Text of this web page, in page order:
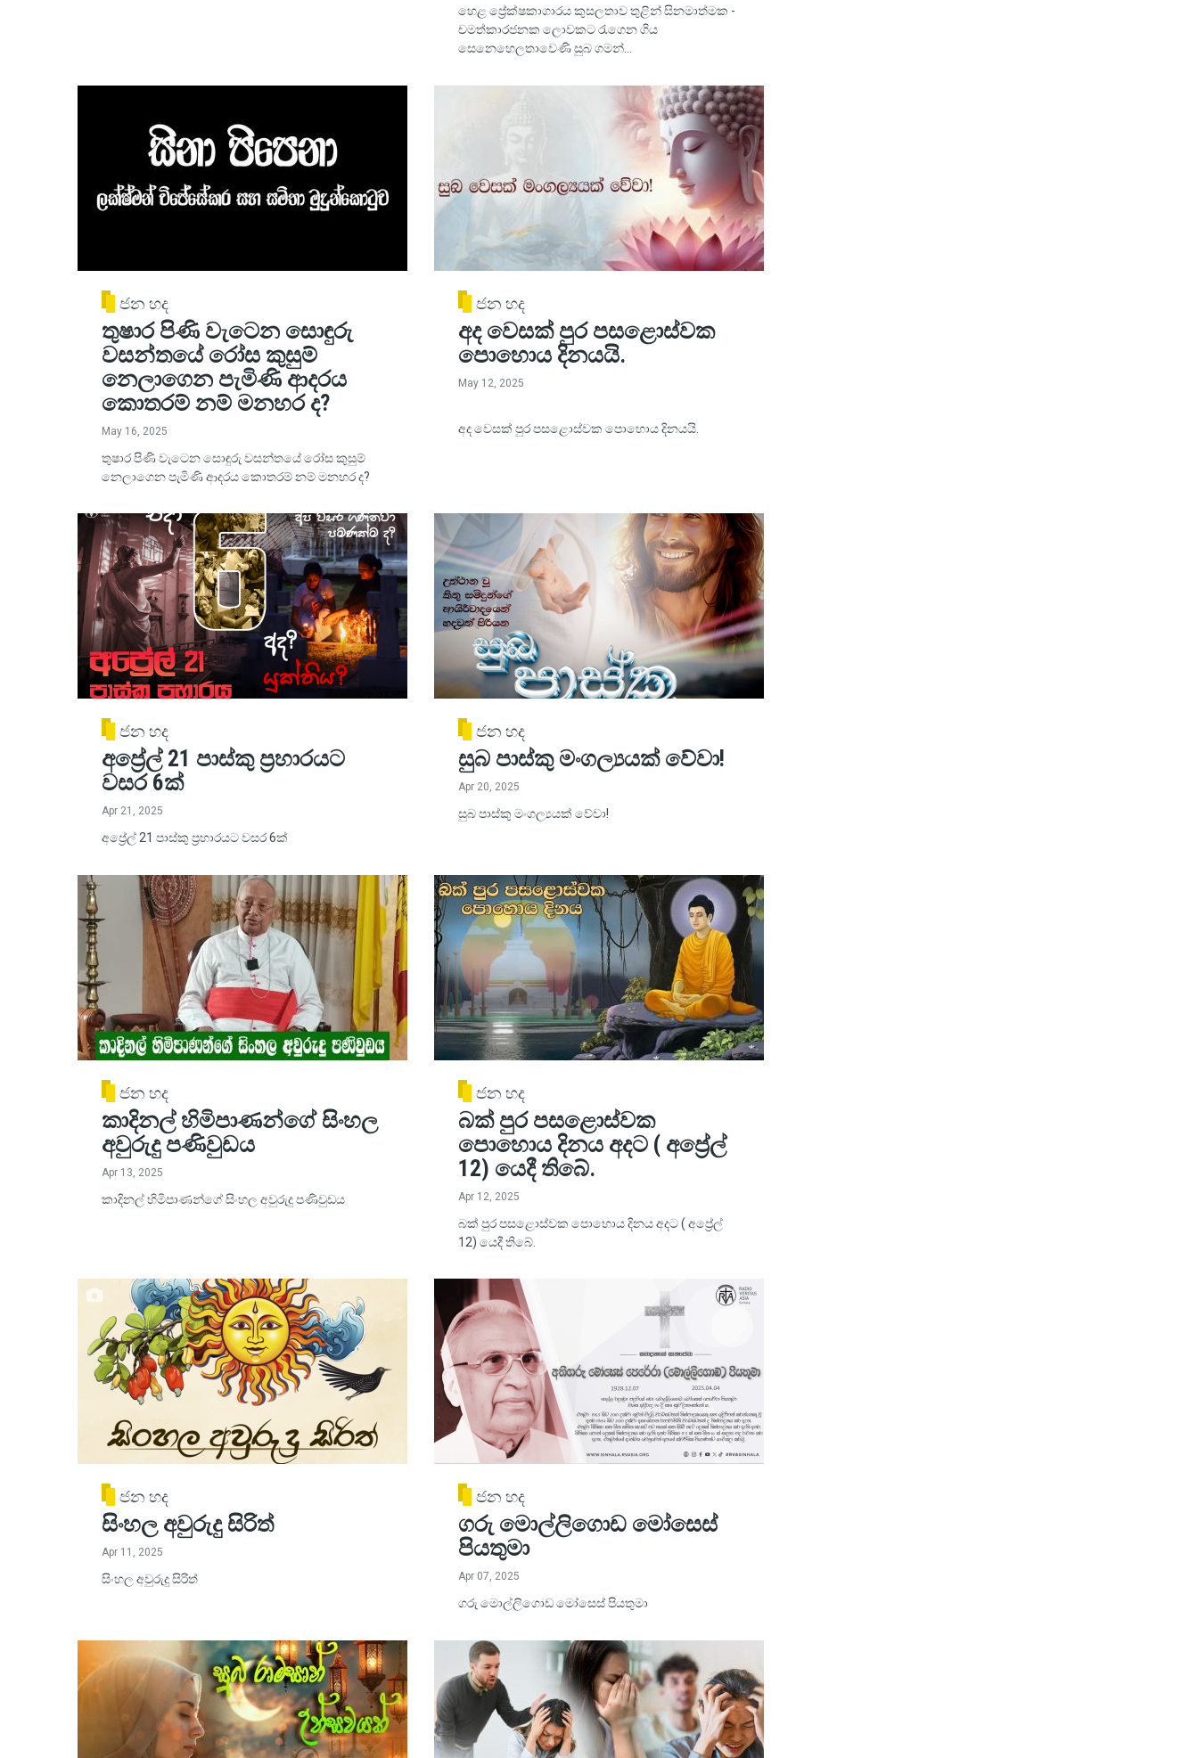
හෙළ ප්‍රේක්ෂකාගාරය කුසලතාව තුළින් සිනමාත්මක -
චමත්කාරජනක ලොවකට රැගෙන ගිය
සෙනෙහෙලතාවෙණි සුබ ගමන්...
ජන හද
තුෂාර පිණි වැටෙන සොඳුරු
වසන්තයේ රෝස කුසුම්
නෙලාගෙන පැමිණි ආදරය
කොතරම් නම් මනහර ද?
May 16, 2025
තුෂාර පිණි වැටෙන සොඳුරු වසන්තයේ රෝස කුසුම්
නෙලාගෙන පැමිණි ආදරය කොතරම් නම් මනහර ද?
ජන හද
අද වෙසක් පුර පසළොස්වක
පොහොය දිනයයි.
May 12, 2025
අද වෙසක් පුර පසළොස්වක පොහොය දිනයයි.
ජන හද
අප්‍රේල් 21 පාස්කු ප්‍රහාරයට
වසර 6ක්
Apr 21, 2025
අප්‍රේල් 21 පාස්කු ප්‍රහාරයට වසර 6ක්
ජන හද
සුබ පාස්කු මංගල්‍යයක් වේවා!
Apr 20, 2025
සුබ පාස්කු මංගල්‍යයක් වේවා!
ජන හද
කාදිනල් හිමිපාණන්ගේ සිංහල
අවුරුදු පණිවුඩය
Apr 13, 2025
කාදිනල් හිමිපාණන්ගේ සිංහල අවුරුදු පණිවුඩය
ජන හද
බක් පුර පසළොස්වක
පොහොය දිනය අදට ( අප්‍රේල්
12) යෙදී තිබේ.
Apr 12, 2025
බක් පුර පසළොස්වක පොහොය දිනය අදට ( අප්‍රේල්
12) යෙදී තිබේ.
ජන හද
සිංහල අවුරුදු සිරිත්
Apr 11, 2025
සිංහල අවුරුදු සිරිත්
ජන හද
ගරු මොල්ලිගොඩ මෝසෙස්
පියතුමා
Apr 07, 2025
ගරු මොල්ලිගොඩ මෝසෙස් පියතුමා